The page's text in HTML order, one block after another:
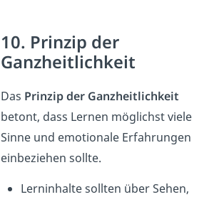
10. Prinzip der
Ganzheitlichkeit
Das Prinzip der Ganzheitlichkeit
betont, dass Lernen möglichst viele
Sinne und emotionale Erfahrungen
einbeziehen sollte.
Lerninhalte sollten über Sehen,